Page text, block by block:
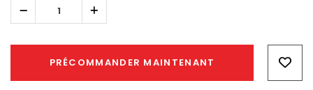
Réduire
quantité :
Augmenter
la
quantité :
PRÉCOMMANDER MAINTENANT